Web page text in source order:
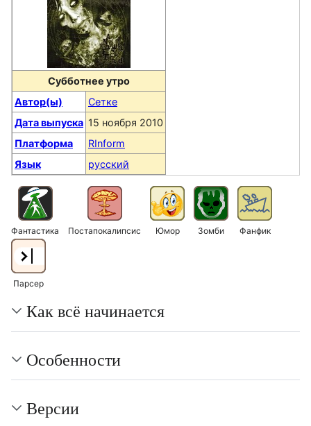
Субботнее утро
Автор(ы)
Сетке
Дата выпуска 15 ноября 2010
Платформа
RInform
Язык
русский
Фантастика Постапокалипсис Юмор Зомби Фанфик
Парсер
Как всё начинается
Особенности
Версии